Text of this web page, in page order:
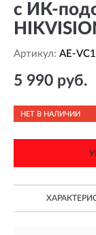
с ИК-
Артикул: AE-
5 990 руб.
НЕТ В НАЛИЧИИ